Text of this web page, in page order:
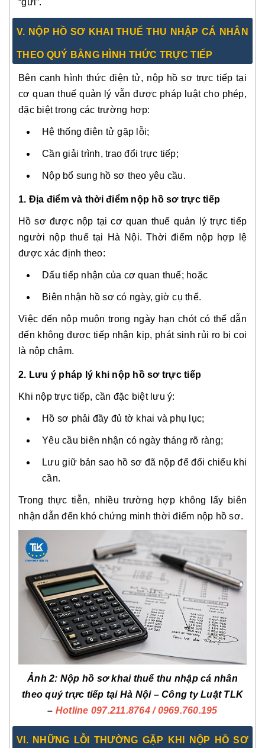
“gửi”.
V. NỘP HỒ SƠ KHAI THUẾ THU NHẬP CÁ NHÂN
THEO QUÝ BẰNG HÌNH THỨC TRỰC TIẾP
Bên cạnh hình thức điện tử, nộp hồ sơ trực tiếp tại
cơ quan thuế quản lý vẫn được pháp luật cho phép,
đặc biệt trong các trường hợp:
Hệ thống điện tử gặp lỗi;
Cần giải trình, trao đổi trực tiếp;
Nộp bổ sung hồ sơ theo yêu cầu.
1. Địa điểm và thời điểm nộp hồ sơ trực tiếp
Hồ sơ được nộp tại cơ quan thuế quản lý trực tiếp
người nộp thuế tại Hà Nội. Thời điểm nộp hợp lệ
được xác định theo:
Dấu tiếp nhận của cơ quan thuế; hoặc
Biên nhận hồ sơ có ngày, giờ cụ thể.
Việc đến nộp muộn trong ngày hạn chót có thể dẫn
đến không được tiếp nhận kịp, phát sinh rủi ro bị coi
là nộp chậm.
2. Lưu ý pháp lý khi nộp hồ sơ trực tiếp
Khi nộp trực tiếp, cần đặc biệt lưu ý:
Hồ sơ phải đầy đủ tờ khai và phụ lục;
Yêu cầu biên nhận có ngày tháng rõ ràng;
Lưu giữ bản sao hồ sơ đã nộp để đối chiếu khi
cần.
Trong thực tiễn, nhiều trường hợp không lấy biên
nhận dẫn đến khó chứng minh thời điểm nộp hồ sơ.
Ảnh 2: Nộp hồ sơ khai thuế thu nhập cá nhân
theo quý trực tiếp tại Hà Nội – Công ty Luật TLK
– Hotline 097.211.8764/ 0969.760.195
VI. NHỮNG LỖI THƯỜNG GẶP KHI NỘP HỒ SƠ